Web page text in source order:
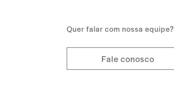
Quer falar com nossa equipe?
Fale conosco